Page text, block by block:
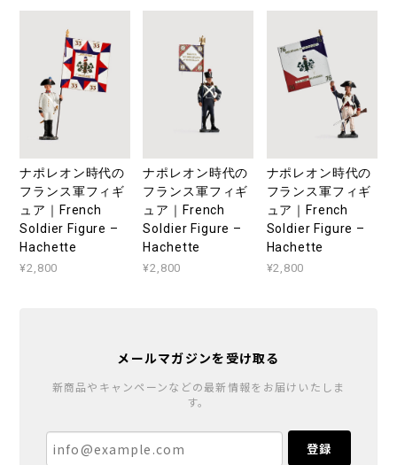
ナポレオン時代の
フランス軍フィギ
ュア｜French
Soldier Figure –
Hachette
¥2,800
ナポレオン時代の
フランス軍フィギ
ュア｜French
Soldier Figure –
Hachette
¥2,800
ナポレオン時代の
フランス軍フィギ
ュア｜French
Soldier Figure –
Hachette
¥2,800
メールマガジンを受け取る
新商品やキャンペーンなどの最新情報をお届けいたしま
す。
登録